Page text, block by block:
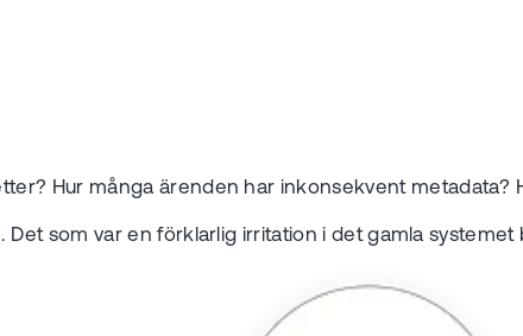
Hur många ärenden har inkonsekvent
som var en förklarlig irritation i det gamla